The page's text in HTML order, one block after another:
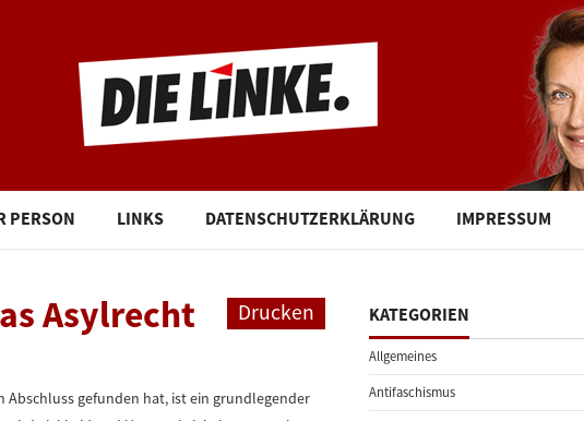
PERSON LINKS DATENSCHUTZERKLÄRUNG IMPRESSUM
Drucken
Asylrecht
Abschluss gefunden hat, ist ein grundlegender
KATEGORIEN
Allgemeines
Antifaschismus